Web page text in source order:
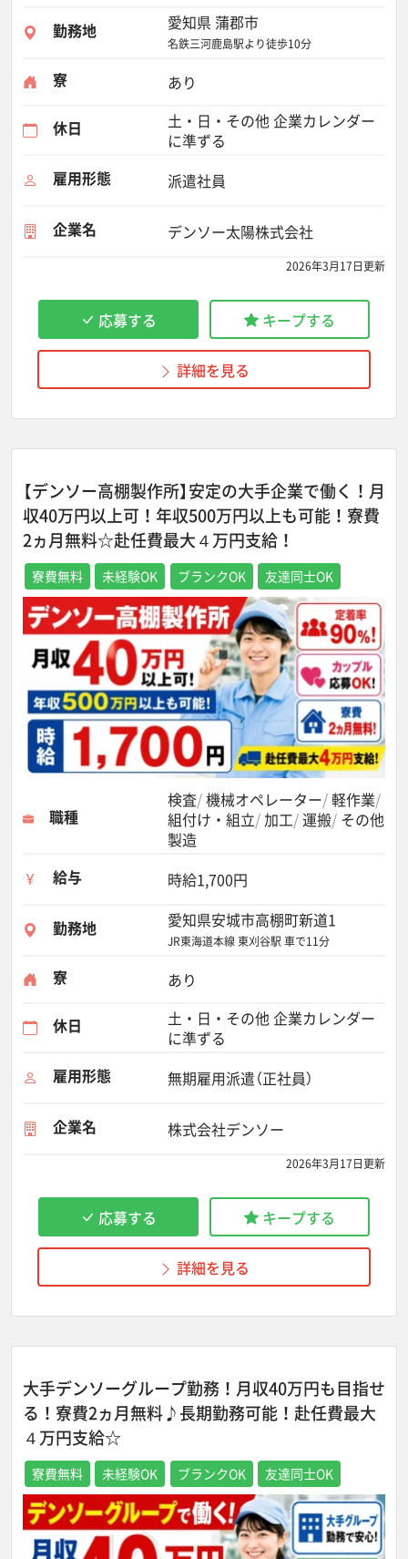
勤務地 愛知県 蒲郡市
名鉄三河鹿島駅より徒歩10分
寮 あり
休日
土・日・その他 企業カレンダー
に準ずる
雇用形態
派遣社員
企業名 デンソー太陽株式会社
2026年3月17日更新
応募する キープする
詳細を見る
【デンソー高棚製作所】安定の大手企業で働く！月
収40万円以上可！年収500万円以上も可能！寮費
2ヵ月無料☆赴任費最大４万円支給！
寮費無料 未経験OK ブランクOK 友達同士OK
職種
検査 機械オペレーター 軽作業
組付け・組立 加工 運搬 その他
製造
給与
時給1,700円
勤務地 愛知県安城市高棚町新道1
JR東海道本線 東刈谷駅 車で11分
寮 あり
休日
土・日・その他 企業カレンダー
に準ずる
雇用形態
無期雇用派遣（正社員）
企業名 株式会社デンソー
2026年3月17日更新
応募する キープする
詳細を見る
大手デンソーグループ勤務！月収40万円も目指せ
る！寮費2ヵ月無料♪長期勤務可能！赴任費最大
４万円支給☆
寮費無料 未経験OK ブランクOK 友達同士OK